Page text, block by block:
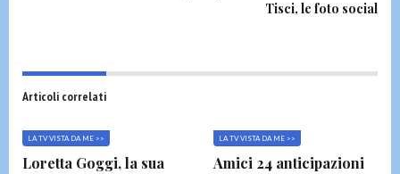
Tisci, le foto social
Articoli correlati
LA TV VISTA DA ME >>
Loretta Goggi, la sua
LA TV VISTA DA ME >>
Amici 24 anticipazioni